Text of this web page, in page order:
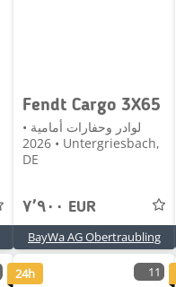
Fendt Cargo 3X65
لوادر وحفارات أمامية •
2026 • Untergriesbach,
DE
٧٬٩٠٠ EUR
BayWa AG Obertraubling
11
24h